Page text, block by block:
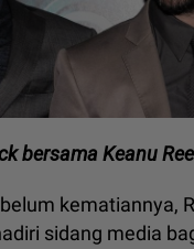
bersama Keanu
kematiannya,
sidang media